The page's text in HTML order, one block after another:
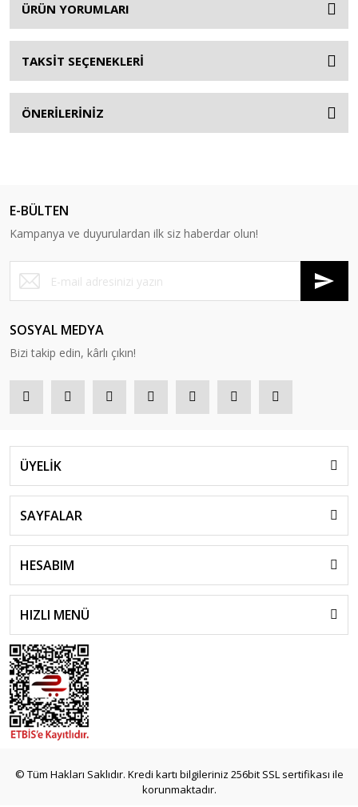
ÜRÜN YORUMLARI
TAKSİT SEÇENEKLERİ
ÖNERİLERİNİZ
E-BÜLTEN
Kampanya ve duyurulardan ilk siz haberdar olun!
SOSYAL MEDYA
Bizi takip edin, kârlı çıkın!
ÜYELİK
SAYFALAR
HESABIM
HIZLI MENÜ
© Tüm Hakları Saklıdır. Kredi kartı bilgileriniz 256bit SSL sertifikası ile
korunmaktadır.